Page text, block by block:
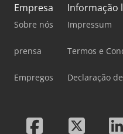
Empresa
Sobre nós
prensa
Empregos
Informação
Impressum
Termos e
Declaração